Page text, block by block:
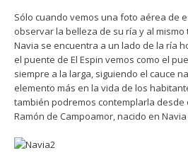
Sólo cuando vemos una foto aérea de
observar la belleza de su ría y al
Navia se encuentra a un lado de la ría
el puente de El Espin vemos como el
siempre a la larga, siguiendo el cauce
elemento más en la vida de los
también podremos contemplarla desde
Ramón de Campoamor, nacido en Navia